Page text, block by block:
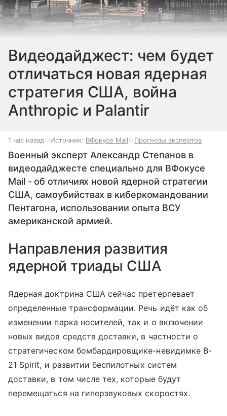
Видеодайджест: чем будет
отличаться новая ядерная
стратегия США, война
Anthropic и Palantir
1 час назад Источник: ВФокусе Mail Прогнозы экспертов
Военный эксперт Александр Степанов в
видеодайджесте специально для ВФокусе
Mail - об отличиях новой ядерной стратегии
США, самоубийствах в киберкомандовании
Пентагона, использовании опыта ВСУ
американской армией.
Направления развития
ядерной триады США
Ядерная доктрина США сейчас претерпевает
определенные трансформации. Речь идёт как об
изменении парка носителей, так и о включении
новых видов средств доставки, в частности о
стратегическом бомбардировщике-невидимке B-
21 Spirit, и развитии беспилотных систем
доставки, в том числе тех, которые будут
перемещаться на гиперзвуковых скоростях.